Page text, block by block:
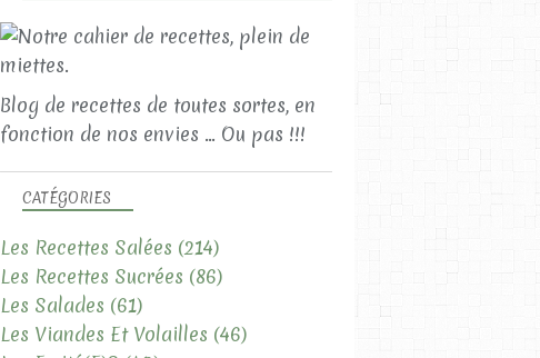
Blog de recettes de toutes sortes, en
fonction de nos envies ... Ou pas !!!
CATÉGORIES
Les Recettes Salées (214)
Les Recettes Sucrées (86)
Les Salades (61)
Les Viandes Et Volailles (46)